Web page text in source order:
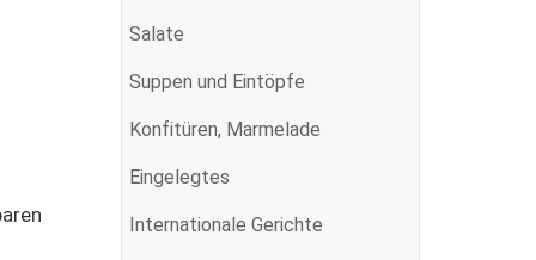
Salate
Suppen und Eintöpfe
Konfitüren, Marmelade
Eingelegtes
Internationale Gerichte